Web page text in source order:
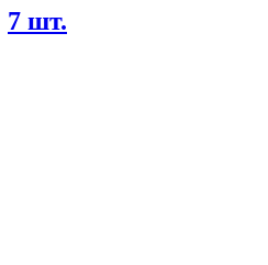
7 шт.